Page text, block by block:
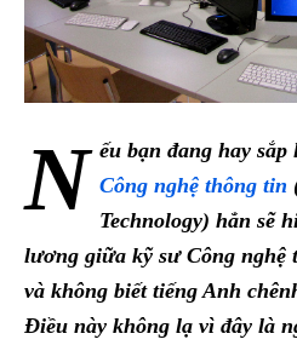
N ếu bạn đang hay
Công nghệ thông tin
Technology) hẳn sẽ
lương giữa kỹ sư Công nghệ
và không biết tiếng Anh
Điều này không lạ vì đây là